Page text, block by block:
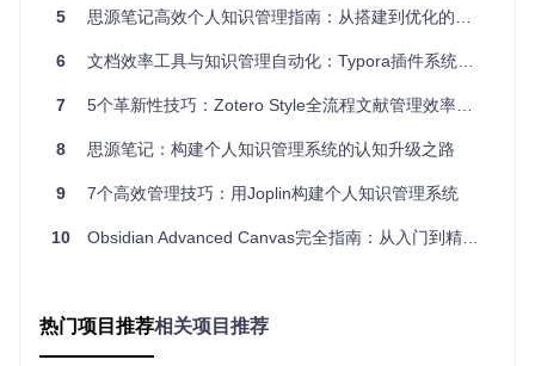
2. 配置指南：知识管理插件安装部署
2.1 手动部署方案：技术爱好者首选
场景描述：开发者需要自定义插件功能
问题分析：官方安装包可能不满足个性化需求
解决方案：通过Git克隆仓库手动部署，支持版本控制和自定义
📊 完成度：60%
展开查看部署代码
思考问题：手动部署虽然复杂，但可以自由修改插件源码，这
5 思源笔记高效个人知识管理指南：从搭建到优化的实用技巧
6 文档效率工具与知识管理自动化：Typora插件系统深度应用指南
7 5个革新性技巧：Zotero Style全流程文献管理效率提升指南
8 思源笔记：构建个人知识管理系统的认知升级之路
9 7个高效管理技巧：用Joplin构建个人知识管理系统
10 Obsidian Advanced Canvas完全指南：从入门到精通的知识可视化
热门项目推荐相关项目推荐